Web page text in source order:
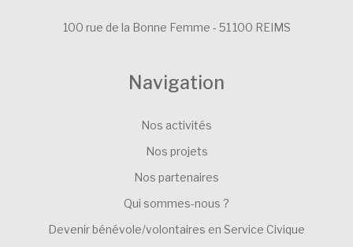
100 rue de la Bonne Femme - 51 100 REIMS
Navigation
Nos activités
Nos projets
Nos partenaires
Qui sommes-nous ?
Devenir bénévole/volontaires en Service Civique